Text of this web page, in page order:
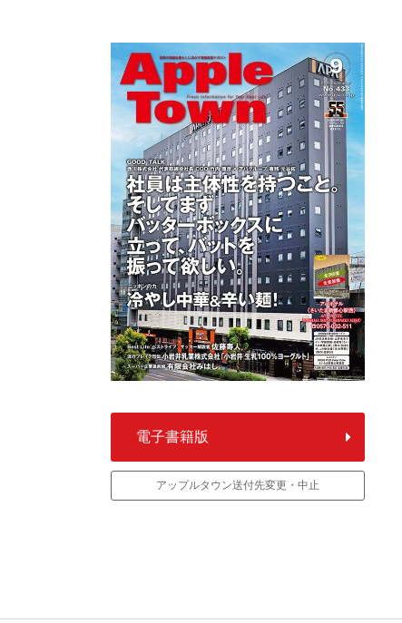
電子書籍版
アップルタウン送付先変更・中止